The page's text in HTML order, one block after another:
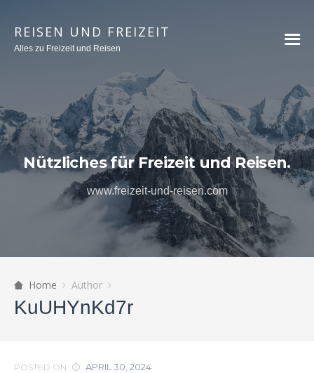
REISEN UND FREIZEIT
Alles zu Freizeit und Reisen
Nützliches für Freizeit und Reisen.
www.freizeit-und-reisen.com
Home Author
KuUHYnKd7r
POSTED ON APRIL 30, 2024